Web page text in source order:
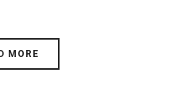
MORE